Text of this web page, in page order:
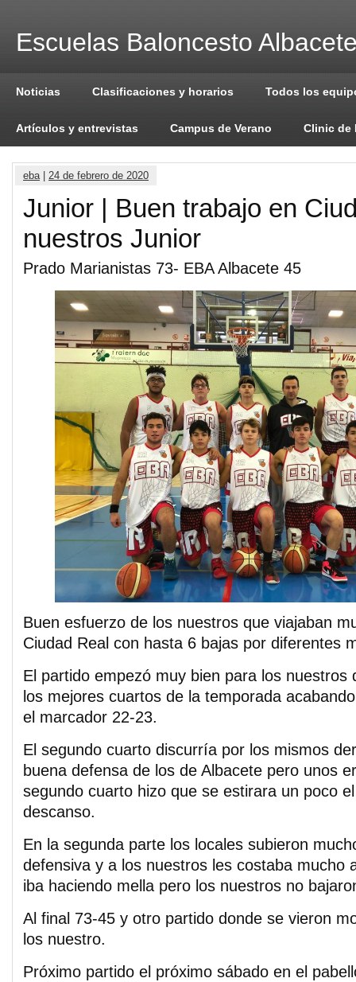
Escuelas Baloncesto
Noticias Clasificaciones y horarios Todos los
Artículos y entrevistas Campus de Verano Clinic de
eba| 24 de febrero de 2020
Junior | Buen trabajo en
nuestros Junior
Prado Marianistas 73- EBA Albacete 45
Buen esfuerzo de los nuestros que viajaban
Ciudad Real con hasta 6 bajas por diferentes
El partido empezó muy bien para los nuestros
los mejores cuartos de la temporada
el marcador 22-23.
El segundo cuarto discurría por los mismos
buena defensa de los de Albacete pero unos
segundo cuarto hizo que se estirara un poco
descanso.
En la segunda parte los locales subieron
defensiva y a los nuestros les costaba mucho
iba haciendo mella pero los nuestros no
Al final 73-45 y otro partido donde se vieron
los nuestro.
Próximo partido el próximo sábado en el